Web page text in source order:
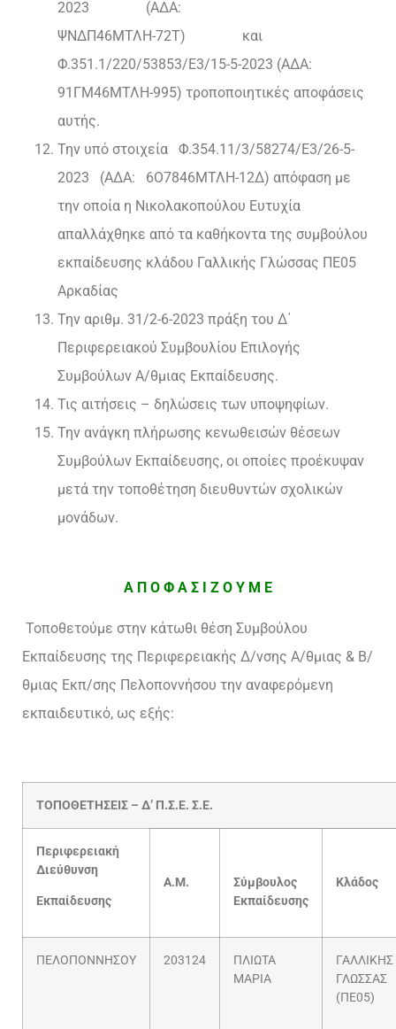
2023 (ΑΔΑ:
ΨΝΔΠ46ΜΤΛΗ-72Τ) και
Φ.351.1/220/53853/Ε3/15-5-2023 (ΑΔΑ:
91ΓΜ46ΜΤΛΗ-995) τροποποιητικές αποφάσεις
αυτής.
Την υπό στοιχεία Φ.354.11/3/58274/Ε3/26-5-
2023 (ΑΔΑ: 6Ο7846ΜΤΛΗ-12Δ) απόφαση με
την οποία η Νικολακοπούλου Ευτυχία
απαλλάχθηκε από τα καθήκοντα της συμβούλου
εκπαίδευσης κλάδου Γαλλικής Γλώσσας ΠΕ05
Αρκαδίας
Την αριθμ. 31/2-6-2023 πράξη του Δ΄
Περιφερειακού Συμβουλίου Επιλογής
Συμβούλων Α/θμιας Εκπαίδευσης.
Τις αιτήσεις – δηλώσεις των υποψηφίων.
Την ανάγκη πλήρωσης κενωθεισών θέσεων
Συμβούλων Εκπαίδευσης, οι οποίες προέκυψαν
μετά την τοποθέτηση διευθυντών σχολικών
μονάδων.
Α Π Ο Φ Α Σ Ι Ζ Ο Υ Μ Ε
Τοποθετούμε στην κάτωθι θέση Συμβούλου
Εκπαίδευσης της Περιφερειακής Δ/νσης Α/θμιας & Β/
θμιας Εκπ/σης Πελοποννήσου την αναφερόμενη
εκπαιδευτικό, ως εξής:
ΤΟΠΟΘΕΤΗΣΕΙΣ – Δ’ Π.Σ.Ε. Σ.Ε.
Περιφερειακή
Διεύθυνση
Εκπαίδευσης
Α.Μ.
Σύμβουλος
Εκπαίδευσης
Κλάδος
ΠΕΛΟΠΟΝΝΗΣΟΥ 203124
ΠΛΙΩΤΑ
ΜΑΡΙΑ
ΓΑΛΛΙΚΗΣ
ΓΛΩΣΣΑΣ
(ΠΕ05)